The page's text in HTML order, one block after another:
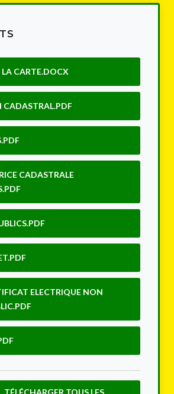
LA CARTE.DOCX
CADASTRAL.PDF
CADASTRALE
ELECTRIQUE NON
TÉLÉCHARGER TOUS LES